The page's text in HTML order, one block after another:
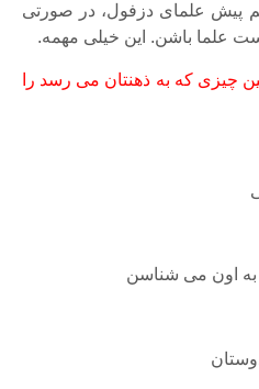
پیش علمای دزفول، در صورتی
علما باشن. این خیلی مهمه.
چیزی که به ذهنتان می رسد را
به اون می شناسن